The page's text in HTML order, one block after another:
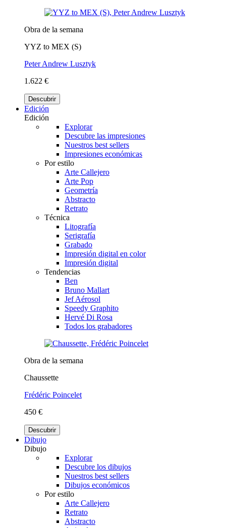
Obra de la semana
YYZ to MEX (S)
Peter Andrew Lusztyk
1.622 €
Descubrir
Edición
Edición
Explorar
Descubre las impresiones
Nuestros best sellers
Impresiones económicas
Por estilo
Arte Callejero
Arte Pop
Geometría
Abstracto
Retrato
Técnica
Litografía
Serigrafía
Grabado
Impresión digital en color
Impresión digital
Tendencias
Ben
Bruno Mallart
Jef Aérosol
Speedy Graphito
Hervé Di Rosa
Todos los grabadores
Obra de la semana
Chaussette
Frédéric Poincelet
450 €
Descubrir
Dibujo
Dibujo
Explorar
Descubre los dibujos
Nuestros best sellers
Dibujos económicos
Por estilo
Arte Callejero
Retrato
Abstracto